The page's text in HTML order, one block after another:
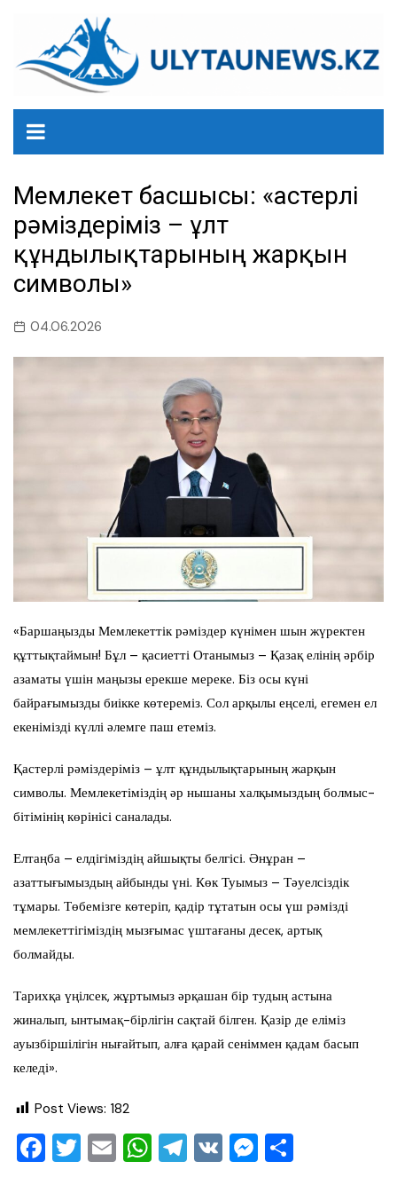
содержанию
Мемлекет басшысы: «Қастерлі
рәміздеріміз – ұлт
құндылықтарының жарқын
символы»
04.06.2026
«Баршаңызды Мемлекеттік рәміздер күнімен шын жүректен
құттықтаймын! Бұл – қасиетті Отанымыз – Қазақ елінің әрбір
азаматы үшін маңызы ерекше мереке. Біз осы күні
байрағымызды биікке көтереміз. Сол арқылы еңселі, егемен ел
екенімізді күллі әлемге паш етеміз.
Қастерлі рәміздеріміз – ұлт құндылықтарының жарқын
символы. Мемлекетіміздің әр нышаны халқымыздың болмыс-
бітімінің көрінісі саналады.
Елтаңба – елдігіміздің айшықты белгісі. Әнұран –
азаттығымыздың айбынды үні. Көк Туымыз – Тәуелсіздік
тұмары. Төбемізге көтеріп, қадір тұтатын осы үш рәмізді
мемлекеттігіміздің мызғымас үштағаны десек, артық
болмайды.
Тарихқа үңілсек, жұртымыз әрқашан бір тудың астына
жиналып, ынтымақ-бірлігін сақтай білген. Қазір де еліміз
ауызбіршілігін нығайтып, алға қарай сеніммен қадам басып
келеді».
Post Views: 182
F T E W T V M